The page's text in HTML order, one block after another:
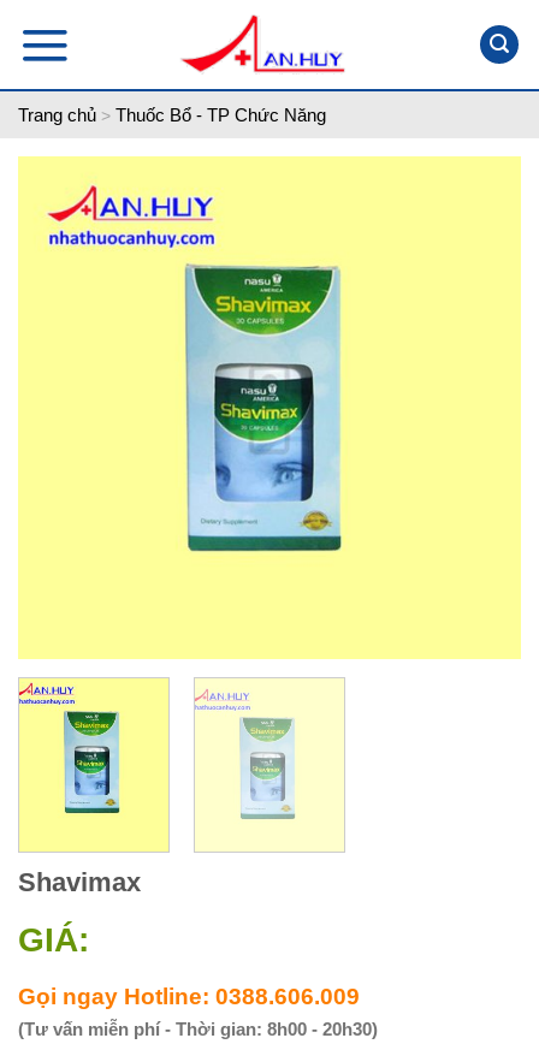
Trang chủ > Thuốc Bổ - TP Chức Năng
Shavimax
GIÁ:
Gọi ngay Hotline: 0388.606.009
(Tư vấn miễn phí - Thời gian: 8h00 - 20h30)